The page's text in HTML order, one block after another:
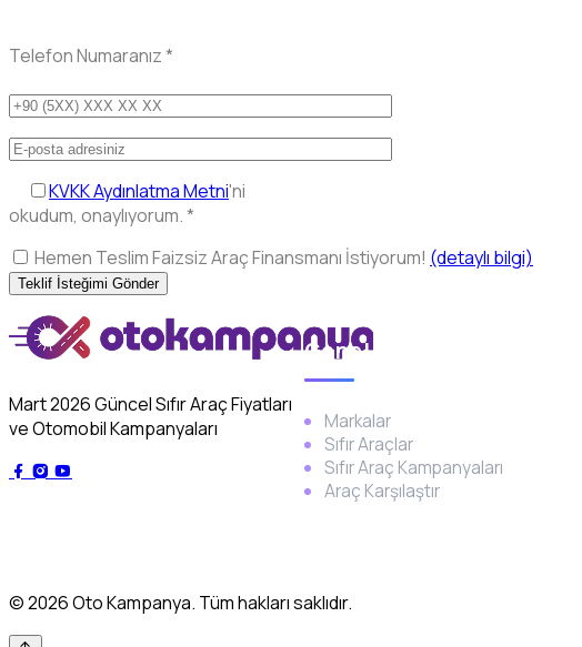
Telefon Numaranız*
KVKK Aydınlatma Metni'ni
okudum, onaylıyorum.*
Hemen Teslim Faizsiz Araç Finansmanı İstiyorum! (detaylı bilgi)
Mart 2026 Güncel Sıfır Araç Fiyatları
ve Otomobil Kampanyaları
Genel
Markalar
Sıfır Araçlar
Sıfır Araç Kampanyaları
Araç Karşılaştır
© 2026 Oto Kampanya. Tüm hakları saklıdır.